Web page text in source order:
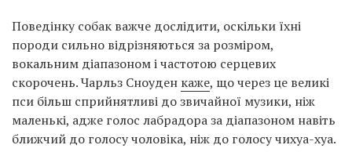
Поведінку собак важче дослідити, оскільки їхні
породи сильно відрізняються за розміром,
вокальним діапазоном і частотою серцевих
скорочень. Чарльз Сноуден каже, що через це великі
пси більш сприйнятливі до звичайної музики, ніж
маленькі, адже голос лабрадора за діапазоном навіть
ближчий до голосу чоловіка, ніж до голосу чихуа-хуа.